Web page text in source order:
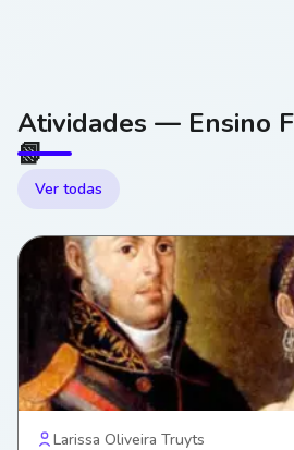
Atividades — Ensino
📗
Ver todas
Larissa Oliveira Truyts